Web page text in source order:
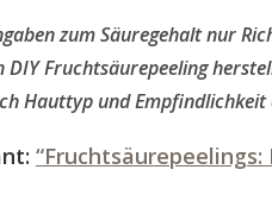
zum Säuregehalt nur
DIY Fruchtsäurepeeling
Hauttyp und Empfindlichkeit